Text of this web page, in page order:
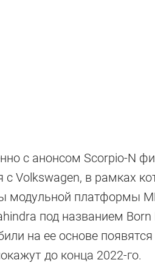
с анонсом Scorpio-N
с Volkswagen, в рамках
модульной платформы
под названием
на ее основе
до конца 2022-го.
вы
для РФ и ни